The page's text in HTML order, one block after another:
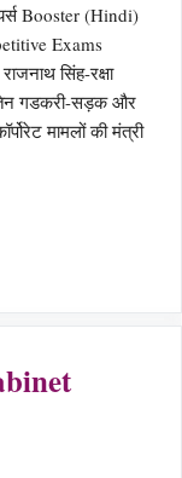
Booster (Hindi)
Exams
सिंह-रक्षा
गडकरी-सड़क और
मामलों की मंत्री